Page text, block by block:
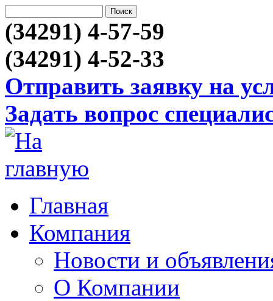
(34291) 4-57-59
(34291) 4-52-33
Отправить заявку на
Задать вопрос
Главная
Компания
Новости и
О Компании